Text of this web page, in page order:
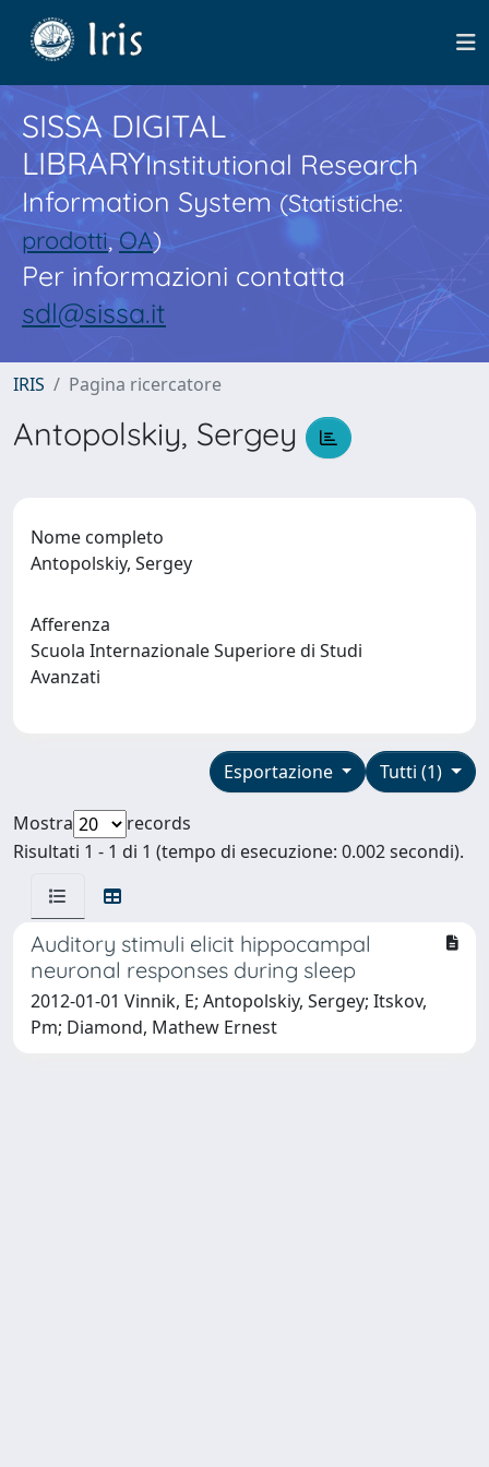
SISSA DIGITAL
LIBRARYInstitutional Research
Information System(Statistiche:
prodotti,OA)
Per informazioni contatta
sdl@sissa.it
IRIS Pagina ricercatore
Antopolskiy, Sergey
Nome completo
Antopolskiy, Sergey
Afferenza
Scuola Internazionale Superiore di Studi
Avanzati
Tutti (1)
Esportazione
Mostra
records
Risultati 1 - 1 di 1 (tempo di esecuzione: 0.002 secondi).
Auditory stimuli elicit hippocampal
neuronal responses during sleep
2012-01-01 Vinnik, E; Antopolskiy, Sergey; Itskov,
Pm; Diamond, Mathew Ernest